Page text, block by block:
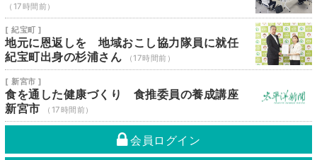
（17時間前）
[ 紀宝町 ]
地元に恩返しを 地域おこし協力隊員に就任
紀宝町出身の杉浦さん
（17時間前）
[ 新宮市 ]
食を通した健康づくり 食推委員の養成講座
新宮市
（17時間前）
会員ログイン